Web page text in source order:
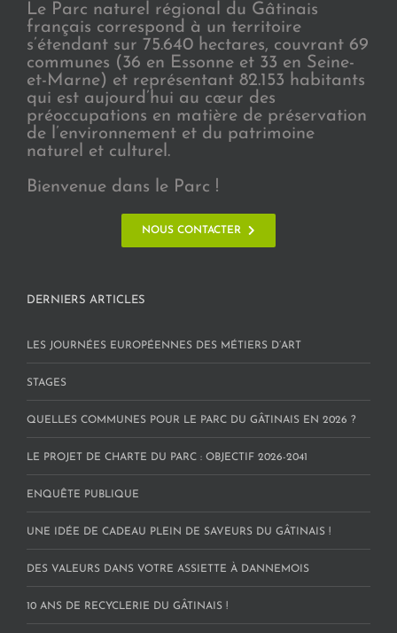
Le Parc naturel régional du Gâtinais
français correspond à un territoire
s’étendant sur 75.640 hectares, couvrant 69
communes (36 en Essonne et 33 en Seine-
et-Marne) et représentant 82.153 habitants
qui est aujourd’hui au cœur des
préoccupations en matière de préservation
de l’environnement et du patrimoine
naturel et culturel.
Bienvenue dans le Parc !
NOUS CONTACTER
DERNIERS ARTICLES
LES JOURNÉES EUROPÉENNES DES MÉTIERS D’ART
STAGES
QUELLES COMMUNES POUR LE PARC DU GÂTINAIS EN 2026 ?
LE PROJET DE CHARTE DU PARC : OBJECTIF 2026-2041
ENQUÊTE PUBLIQUE
UNE IDÉE DE CADEAU PLEIN DE SAVEURS DU GÂTINAIS !
DES VALEURS DANS VOTRE ASSIETTE À DANNEMOIS
10 ANS DE RECYCLERIE DU GÂTINAIS !